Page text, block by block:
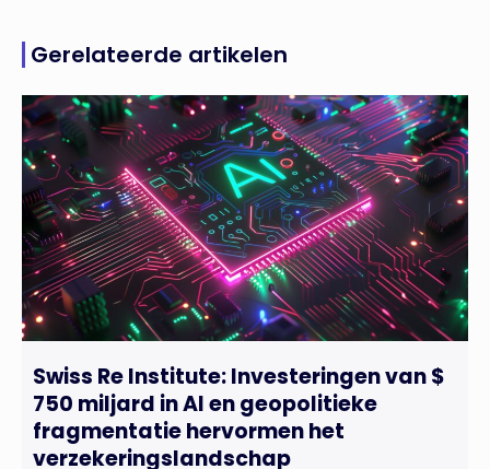
Gerelateerde artikelen
Swiss Re Institute: Investeringen van $
750 miljard in AI en geopolitieke
fragmentatie hervormen het
verzekeringslandschap